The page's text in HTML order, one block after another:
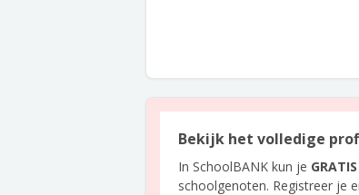
Bekijk het volledige
In SchoolBANK kun je GRATIS
schoolgenoten. Registreer je